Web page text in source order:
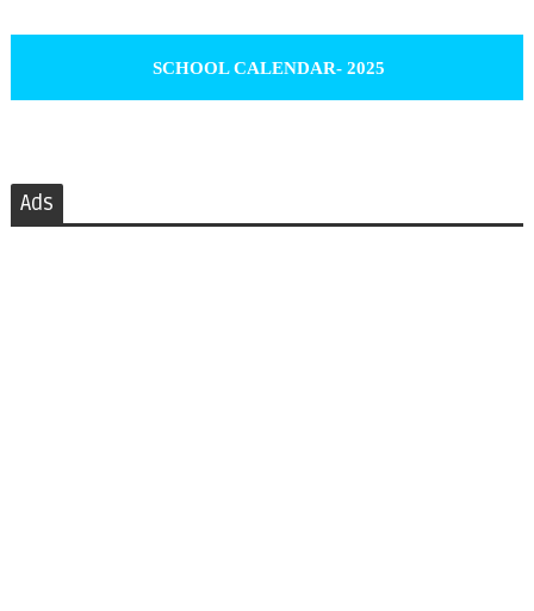
SCHOOL CALENDAR- 2025
Ads